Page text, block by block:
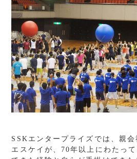
SSKエンタープライズでは、親
エスケイが、70年以上にわたっ